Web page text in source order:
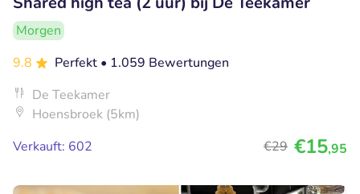
Morgen
9.8
Perfekt • 1.059 Bewertungen
De Teekamer
Hoensbroek (5km)
Verkauft: 602
€29 €15,95